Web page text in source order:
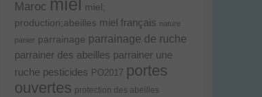
Maroc miel
miel;
production;abeilles miel français nature
panier parrainage parrainage de ruche
parrainer des abeilles parrainer une
ruche pesticides PO2017 portes
ouvertes protection des abeilles